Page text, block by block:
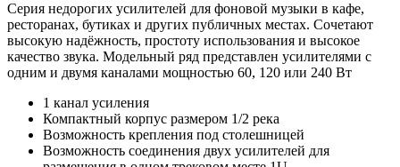
Серия недорогих усилителей для фоновой музыки в кафе,
ресторанах, бутиках и других публичных местах. Сочетают
высокую надёжность, простоту использования и высокое
качество звука. Модельный ряд представлен усилителями с
одним и двумя каналами мощностью 60, 120 или 240 Вт
1 канал усиления
Компактный корпус размером 1/2 река
Возможность крепления под столешницей
Возможность соединения двух усилителей для